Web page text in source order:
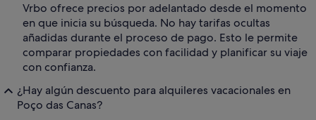
Vrbo ofrece precios por adelantado desde el momento
en que inicia su búsqueda. No hay tarifas ocultas
añadidas durante el proceso de pago. Esto le permite
comparar propiedades con facilidad y planificar su viaje
con confianza.
¿Hay algún descuento para alquileres vacacionales en
Poço das Canas?